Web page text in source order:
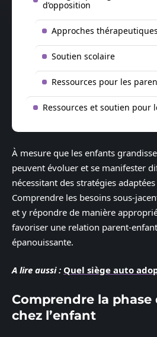
d’opposition
Approches thérapeutiques
Soutien scolaire
Ressources pour les
Ressources et soutien pour
À mesure que les enfants
peuvent évoluer et se manifester
nécessitant des stratégies
Comprendre les besoins sous-
et y répondre de manière
favoriser une relation parent-
épanouissante.
A lire aussi : Quel siège auto
Comprendre la phase
chez l’enfant